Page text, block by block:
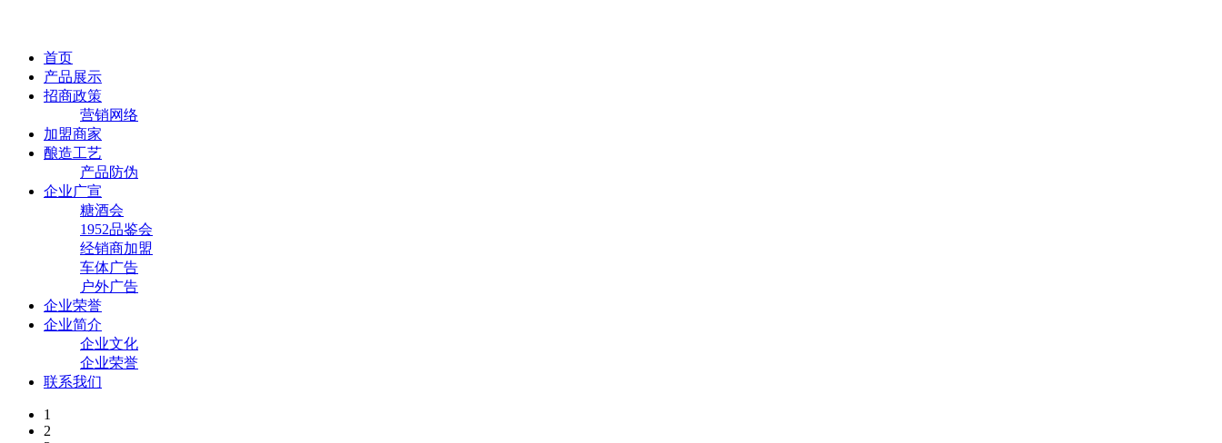
首页
产品展示
招商政策
营销网络
加盟商家
酿造工艺
产品防伪
企业广宣
糖酒会
1952品鉴会
经销商加盟
车体广告
户外广告
企业荣誉
企业简介
企业文化
企业荣誉
联系我们
1
2